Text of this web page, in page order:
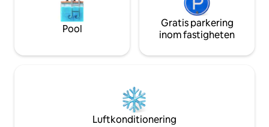
Pool
Gratis parkering
inom fastigheten
Luftkonditionering